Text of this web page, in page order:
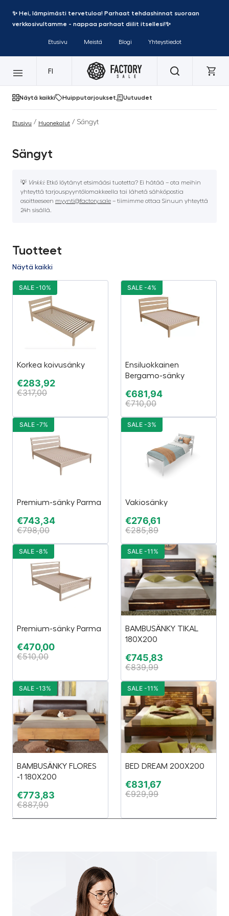
✨ Hei, lämpimästi tervetuloa! Parhaat tehdashinnat suoraan
verkkosivultamme - nappaa parhaat diilit itsellesi!✨
Etusivu Meistä Blogi Yhteystiedot
FI
Näytä kaikki Huipputarjoukset Uutuudet
Etusivu / Huonekalut / Sängyt
Sängyt
💡 Vinkki: Etkö löytänyt etsimääsi tuotetta? Ei hätää – ota meihin
yhteyttä tarjouspyyntölomakkeella tai lähetä sähköpostia
osoitteeseen myynti@factory.sale – tiimimme ottaa Sinuun yhteyttä
24h sisällä.
Tuotteet
Näytä kaikki
Korkea koivusänky
€283,92
€317,00
SALE -10%
Ensiluokkainen
Bergamo-sänky
€681,94
€710,00
SALE -4%
Premium-sänky Parma
€743,34
€798,00
SALE -7%
Vakiosänky
€276,61
€285,89
SALE -3%
Premium-sänky Parma
€470,00
€510,00
SALE -8%
BAMBUSÄNKY TIKAL
180X200
€745,83
€839,99
SALE -11%
BAMBUSÄNKY FLORES
-1 180X200
€773,83
€887,90
SALE -13%
BED DREAM 200X200
€831,67
€929,99
SALE -11%